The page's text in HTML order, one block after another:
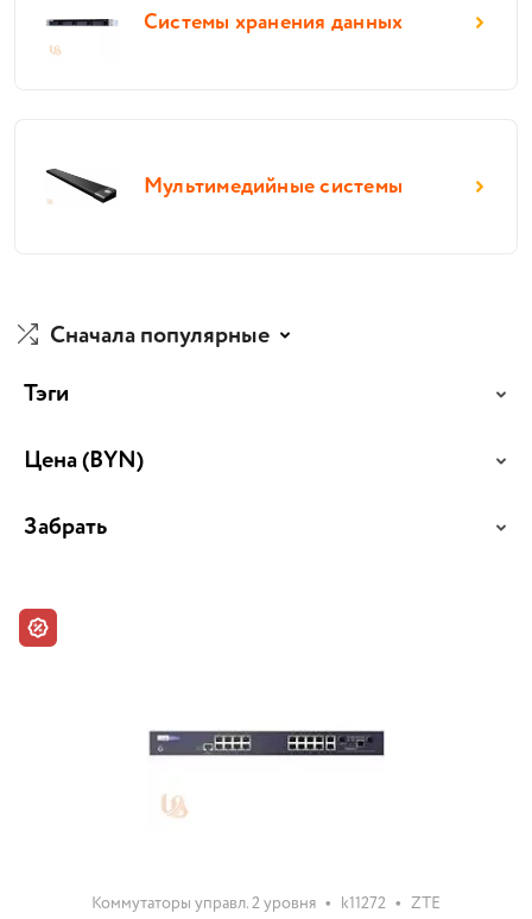
Системы хранения данных
Мультимедийные системы
Сначала популярные
Тэги
Цена(BYN)
Забрать
Коммутаторы управл. 2 уровня • k11272 • ZTE